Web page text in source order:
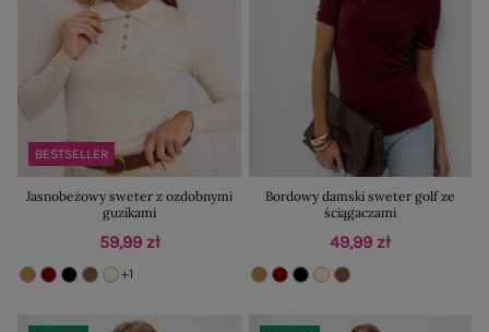
BESTSELLER
Jasnobeżowy sweter z ozdobnymi
guzikami
59,99 zł
+1
Bordowy damski sweter golf ze
ściągaczami
49,99 zł